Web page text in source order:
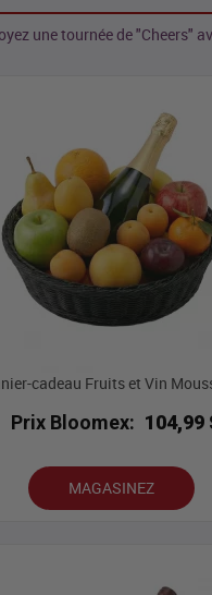
une tournée de "Cheers"
cadeau Fruits et Vin
Prix Bloomex: 104,99
MAGASINEZ